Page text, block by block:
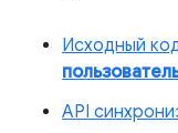
Исходный
API